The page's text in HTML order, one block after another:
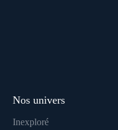
Nos univers
Inexploré